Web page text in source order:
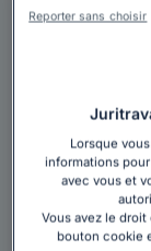
Lorsque
informations
avec vous et
Vous avez le droit
bouton cookie
Reporter sans choisir